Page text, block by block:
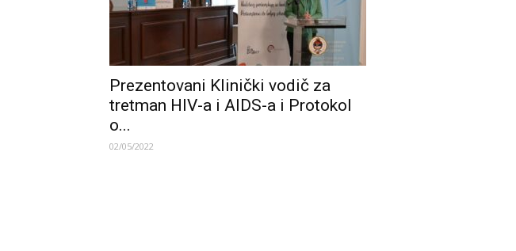
Prezentovani Klinički vodič za
tretman HIV-a i AIDS-a i Protokol
o...
02/05/2022